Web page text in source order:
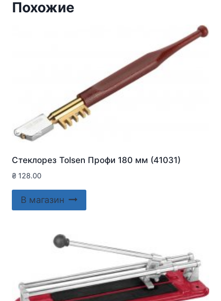
Похожие
Стеклорез Tolsen Профи 180 мм (41031)
₴ 128.00
В магазин